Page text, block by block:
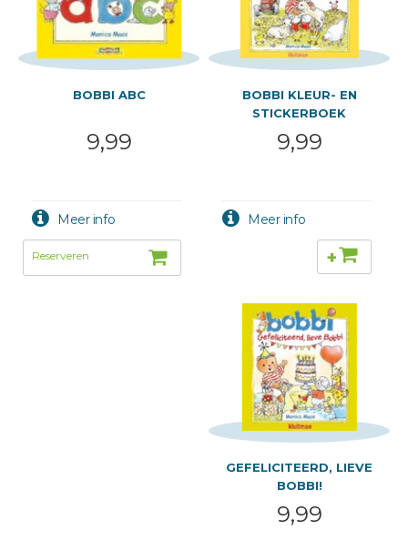
BOBBI ABC
9,99
BOBBI KLEUR- EN
STICKERBOEK
BOERDERIJDIE
9,99
+
GEFELICITEERD, LIEVE
BOBBI!
9,99